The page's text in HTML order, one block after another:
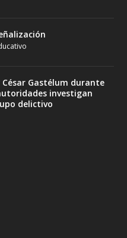
Gastélum durante
investigan
delictivo